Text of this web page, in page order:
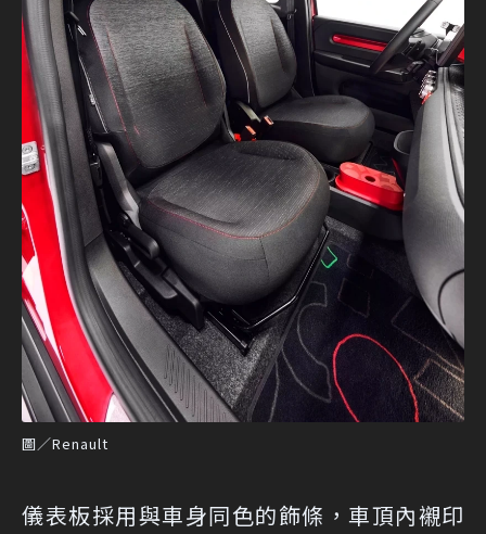
圖／Renault
儀表板採用與車身同色的飾條，車頂內襯印